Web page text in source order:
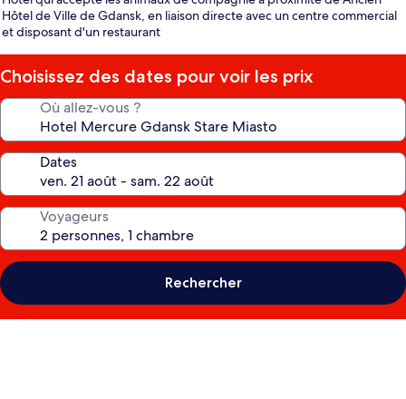
Hôtel de Ville de Gdansk, en liaison directe avec un centre commercial
et disposant d'un restaurant
Choisissez des dates pour voir les prix
Où allez-vous ?
Dates
Voyageurs
Rechercher